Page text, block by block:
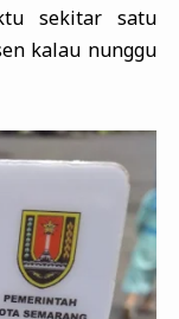
sekitar satu
kalau nunggu